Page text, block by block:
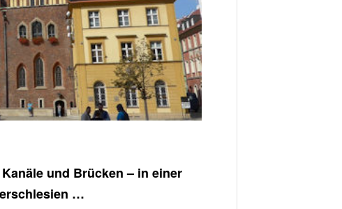
und Brücken – in einer
…